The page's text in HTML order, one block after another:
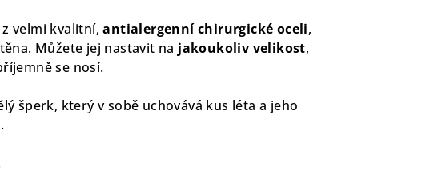
z velmi kvalitní,antialergenní chirurgické oceli,
Můžete jej nastavit na jakoukoliv velikost,
se nosí.
šperk, který v sobě uchovává kus léta a jeho